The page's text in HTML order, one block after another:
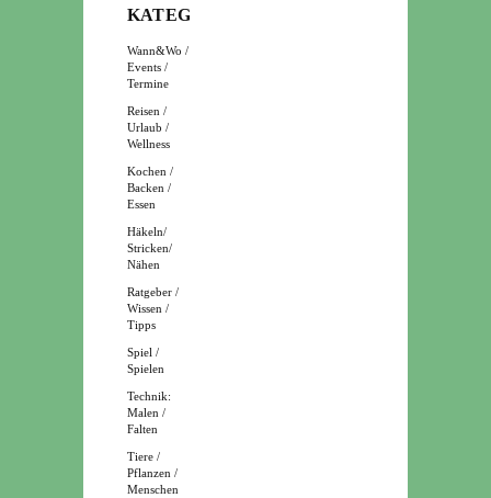
KATEGORIEN
Wann&Wo /
Events /
Termine
Reisen /
Urlaub /
Wellness
Kochen /
Backen /
Essen
Häkeln/
Stricken/
Nähen
Ratgeber /
Wissen /
Tipps
Spiel /
Spielen
Technik:
Malen /
Falten
Tiere /
Pflanzen /
Menschen